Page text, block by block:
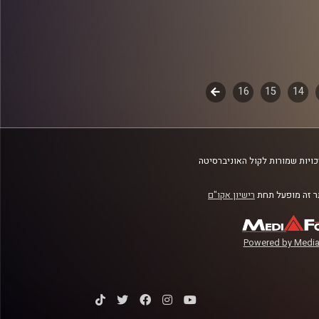
14
15
16
לשלב
שמורות לקול האוניברסיטה
זה מופעל תחת רישיון אקו"ם
Powered by